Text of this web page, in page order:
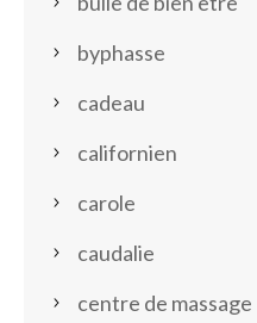
byphasse
cadeau
californien
carole
caudalie
centre de massage